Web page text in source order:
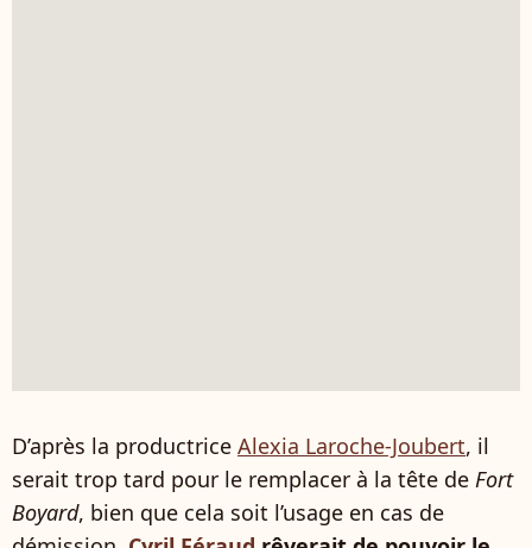
D’après la productrice Alexia Laroche-Joubert, il
serait trop tard pour le remplacer à la tête de Fort
Boyard, bien que cela soit l’usage en cas de